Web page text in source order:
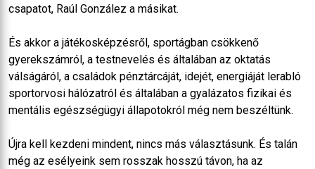
csapatot, Raúl González a másikat.
És akkor a játékosképzésről, sportágban csökkenő
gyerekszámról, a testnevelés és általában az oktatás
válságáról, a családok pénztárcáját, idejét, energiáját lerabló
sportorvosi hálózatról és általában a gyalázatos fizikai és
mentális egészségügyi állapotokról még nem beszéltünk.
Újra kell kezdeni mindent, nincs más választásunk. És talán
még az esélyeink sem rosszak hosszú távon, ha az